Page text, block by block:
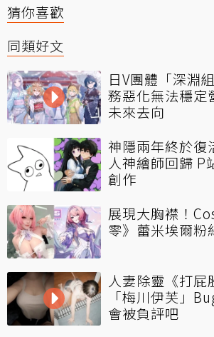
猜你喜歡
同類好文
日V團體「深淵
務惡化無法穩定
未來去向
神隱兩年終於復
人神繪師回歸 P
創作
展現大胸襟！
零》蕾米埃爾粉
人妻除靈《打屁
「梅川伊芙」
會被負評吧